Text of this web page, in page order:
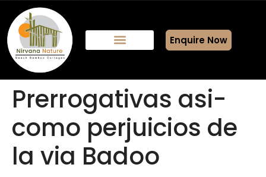
Enquire Now
Prerrogativas asi­
como perjuicios de
la vi­a Badoo